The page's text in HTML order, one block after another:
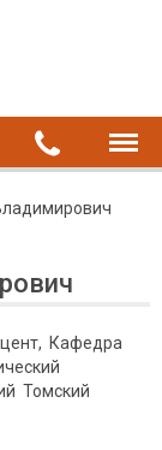
Кафедра
Томский